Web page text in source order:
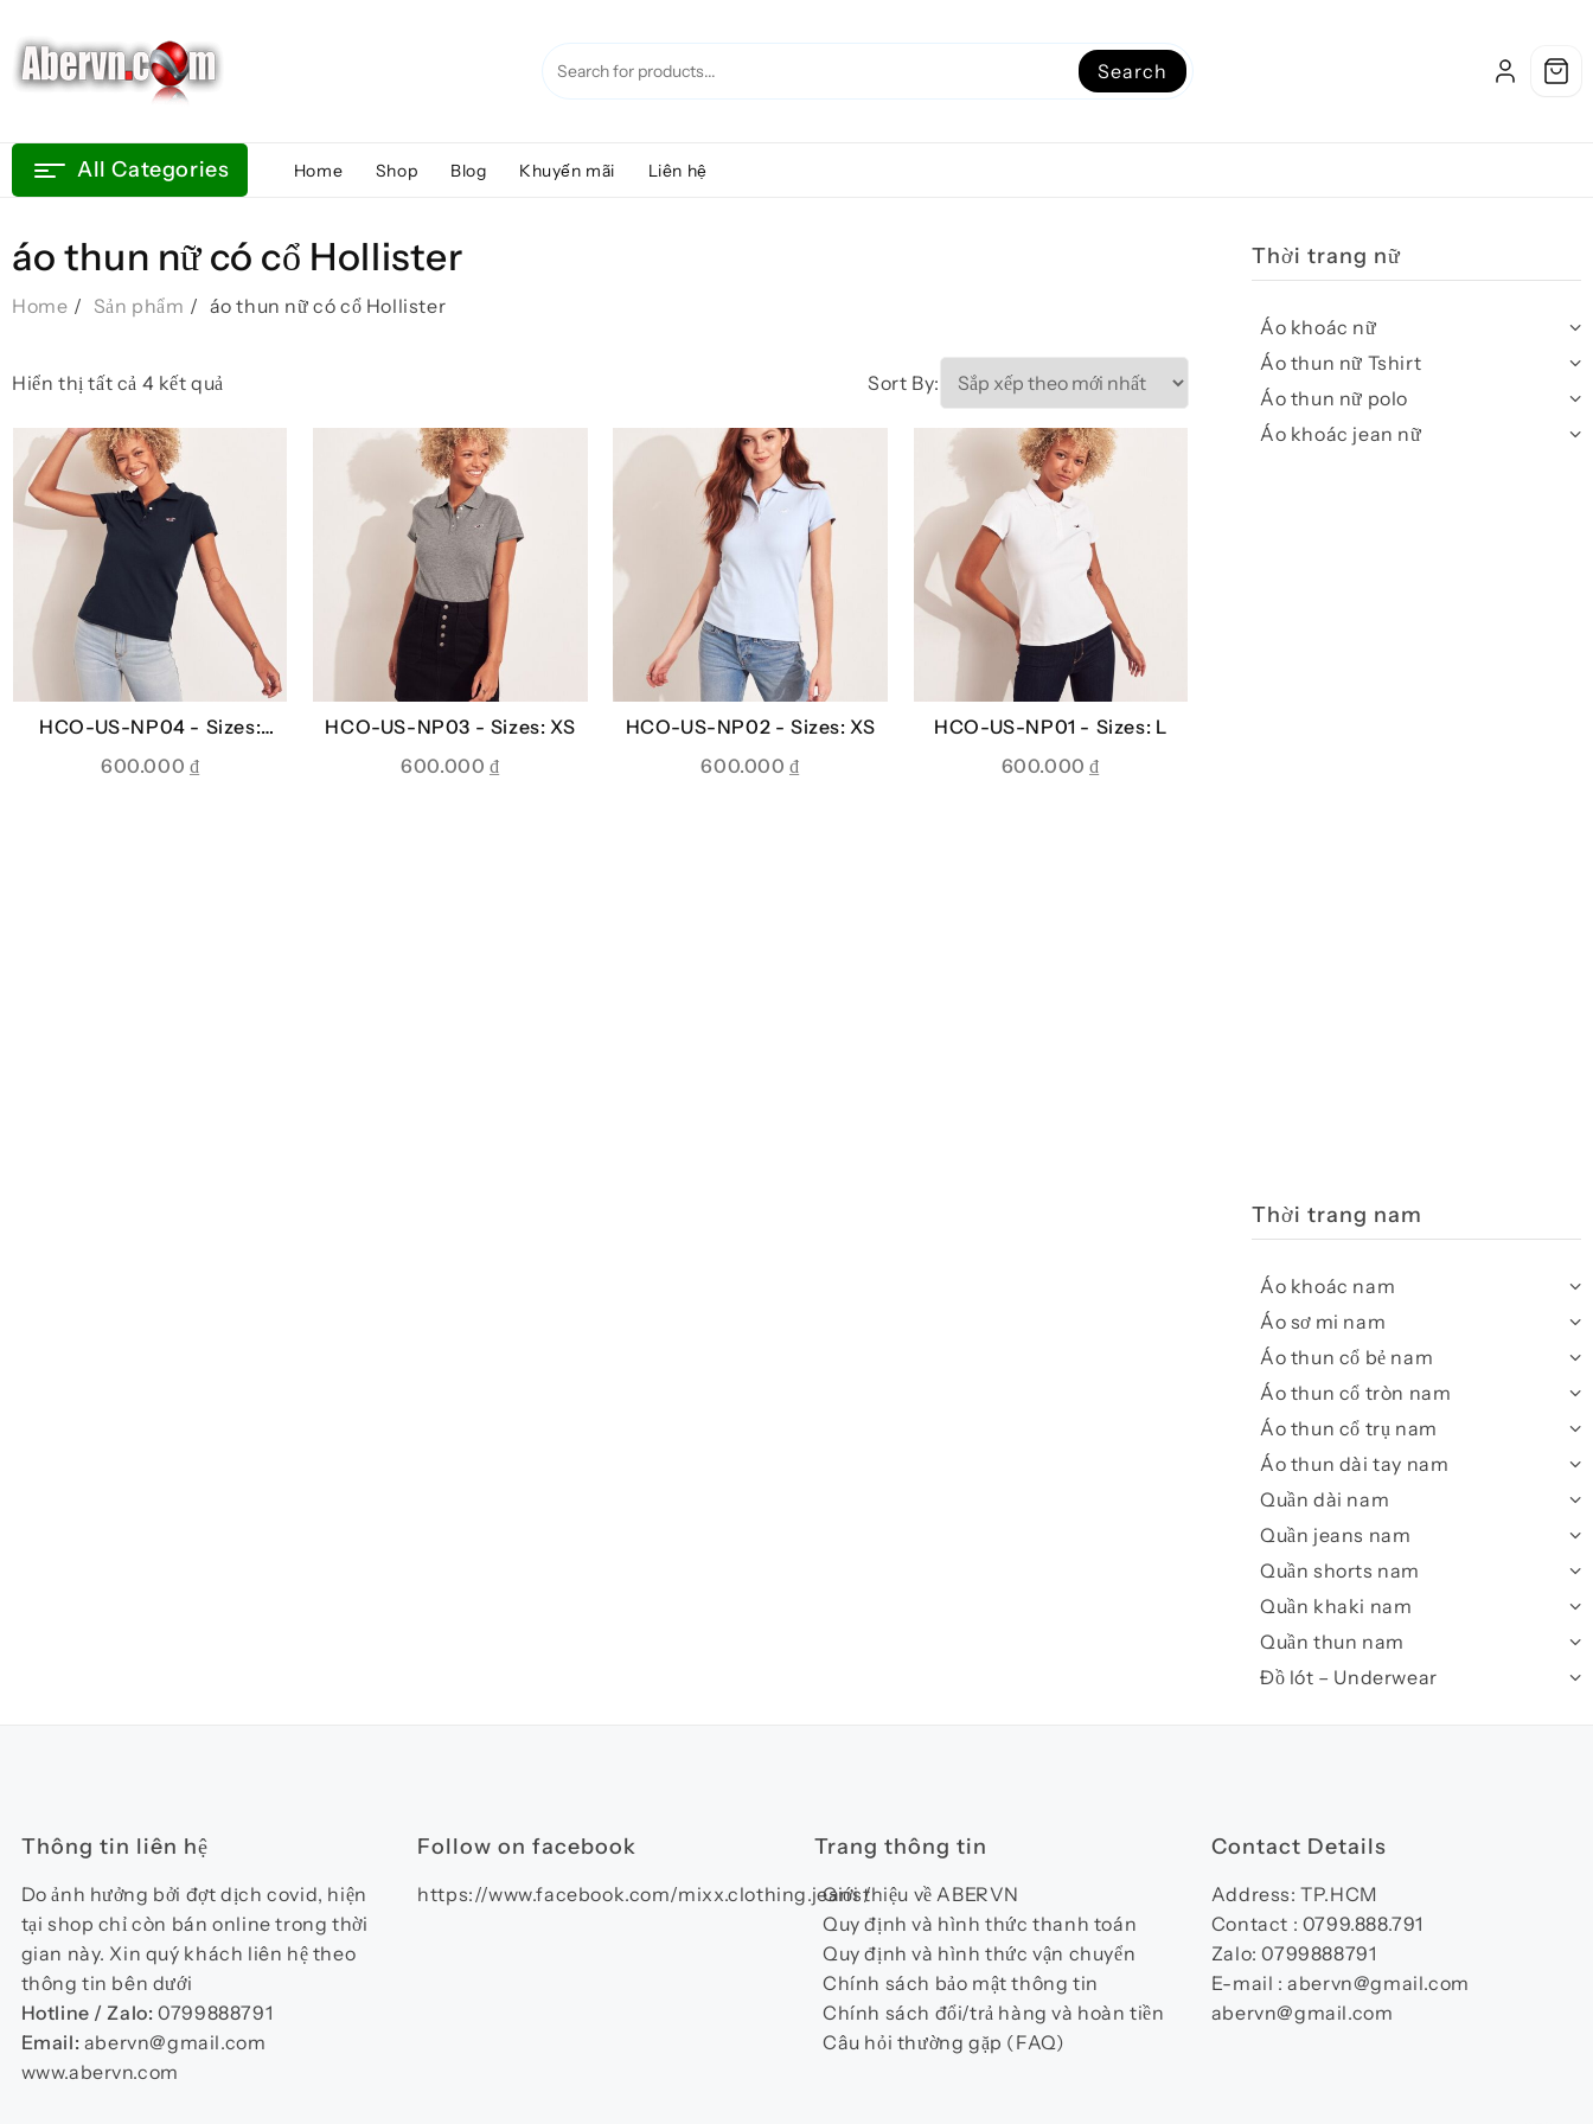
content
Search
All Categories Home Shop Blog Khuyến mãi Liên hệ
Thời trang nữ
Áo khoác nữ
Áo thun nữ Tshirt
Áo thun nữ polo
Áo khoác jean nữ
Thời trang nam
Áo khoác nam
Áo sơ mi nam
Áo thun cổ bẻ nam
Áo thun cổ tròn nam
Áo thun cổ trụ nam
Áo thun dài tay nam
Quần dài nam
Quần jeans nam
Quần shorts nam
Quần khaki nam
Quần thun nam
Đồ lót – Underwear
áo thun nữ có cổ Hollister
Home Sản phẩm áo thun nữ có cổ Hollister
Hiển thị tất cả 4 kết quả Sort By:
HCO-US-NP04 - Sizes:
XS, S, L
600.000 ₫
HCO-US-NP03 - Sizes: XS
600.000 ₫
HCO-US-NP02 -Sizes: XS
600.000₫
HCO-US-NP01 - Sizes: L
600.000₫
Thông tin liên hệ
Do ảnh hưởng bởi đợt dịch covid, hiện
tại shop chỉ còn bán online trong thời
gian này. Xin quý khách liên hệ theo
thông tin bên dưới
Hotline / Zalo:0799888791
Email: abervn@gmail.com
www.abervn.com
Follow on facebook
https://www.facebook.com/mixx.clothing.jeans/
Trang thông tin
Giới thiệu về ABERVN
Quy định và hình thức thanh toán
Quy định và hình thức vận chuyển
Chính sách bảo mật thông tin
Chính sách đổi/trả hàng và hoàn tiền
Câu hỏi thường gặp (FAQ)
Contact Details
Address: TP.HCM
Contact : 0799.888.791
Zalo: 0799888791
E-mail : abervn@gmail.com
abervn@gmail.com